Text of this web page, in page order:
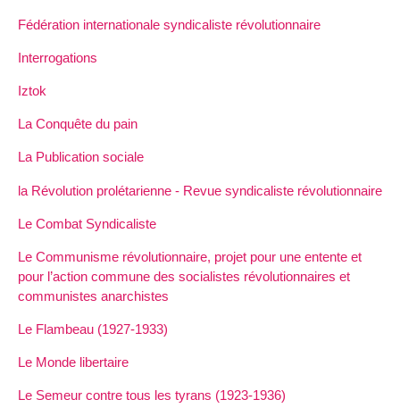
Fédération internationale syndicaliste révolutionnaire
Interrogations
Iztok
La Conquête du pain
La Publication sociale
la Révolution prolétarienne - Revue syndicaliste révolutionnaire
Le Combat Syndicaliste
Le Communisme révolutionnaire, projet pour une entente et
pour l’action commune des socialistes révolutionnaires et
communistes anarchistes
Le Flambeau (1927-1933)
Le Monde libertaire
Le Semeur contre tous les tyrans (1923-1936)